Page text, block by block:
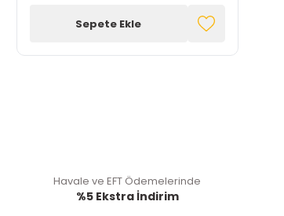
Sepete Ekle
Havale ve EFT Ödemelerinde
%5 Ekstra İndirim